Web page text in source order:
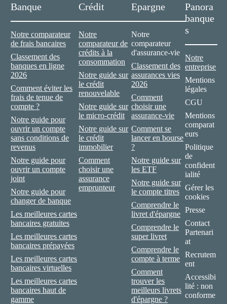
Banque
Notre comparateur
de frais bancaires
Classement des
banques en ligne
2026
Comment éviter les
frais de tenue de
compte ?
Notre guide pour
ouvrir un compte
sans conditions de
revenus
Notre guide pour
ouvrir un compte
joint
Notre guide pour
changer de banque
Les meilleures cartes
bancaires gratuites
Les meilleures cartes
bancaires prépayées
Les meilleures cartes
bancaires virtuelles
Les meilleures cartes
bancaires haut de
gamme
Crédit
Notre
comparateur de
crédits à la
consommation
Notre guide sur
le crédit
renouvelable
Notre guide sur
le micro-crédit
Notre guide sur
le crédit
immobilier
Comment
choisir une
assurance
emprunteur
Epargne
Notre
comparateur
d'assurance-vie
Classement des
assurances vies
2026
Comment
choisir une
assurance-vie
Comment se
lancer en bourse
?
Notre guide sur
les ETF
Notre guide sur
le compte titres
Comprendre le
livret d'épargne
Comprendre le
super livret
Comprendre le
compte à terme
Comment
trouver les
meilleurs livrets
d'épargne ?
Panora
banque
s
Notre
entreprise
Mentions
légales
CGU
Mentions
comparat
eurs
Politique
de
confident
ialité
Gérer les
cookies
Presse
Contact
Partenari
at
Recrutem
ent
Accessibi
lité : non
conforme